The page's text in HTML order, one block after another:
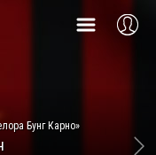
Бунг Карно»